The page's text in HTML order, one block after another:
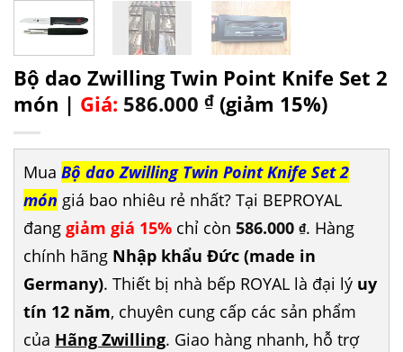
Bộ dao Zwilling Twin Point Knife Set 2
món | Giá: 586.000 ₫ (giảm 15%)
Mua Bộ dao Zwilling Twin Point Knife Set 2
món giá bao nhiêu rẻ nhất? Tại BEPROYAL
đang giảm giá 15% chỉ còn 586.000 ₫. Hàng
chính hãng Nhập khẩu Đức (made in
Germany). Thiết bị nhà bếp ROYAL là đại lý uy
tín 12 năm, chuyên cung cấp các sản phẩm
của Hãng Zwilling. Giao hàng nhanh, hỗ trợ